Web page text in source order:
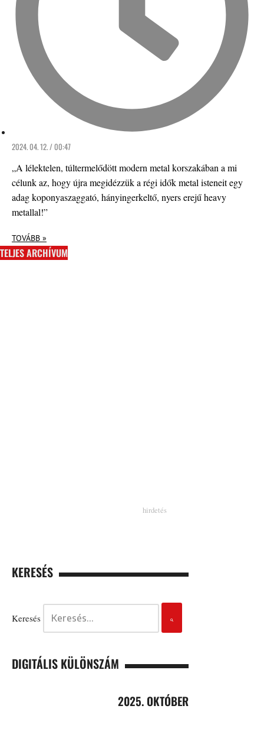
2024. 04. 12. / 00:47
„A lélektelen, túltermelődött modern metal korszakában a mi
célunk az, hogy újra megidézzük a régi idők metal isteneit egy
adag koponyaszaggató, hányingerkeltő, nyers erejű heavy
metallal!”
TOVÁBB »
TELJES ARCHÍVUM
KERESÉS
Keresés
DIGITÁLIS KÜLÖNSZÁM
2025. OKTÓBER